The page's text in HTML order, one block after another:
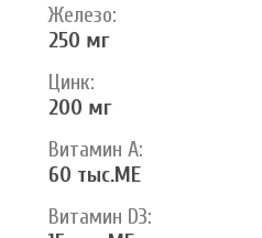
Железо:
250 мг
Цинк:
200 мг
Витамин А:
60 тыс.МЕ
Витамин D3: